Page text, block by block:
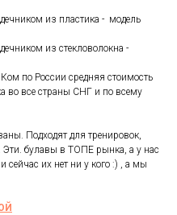
из пластика - модель
из стекловолокна -
по России средняя стоимость
во все страны СНГ и по всему
Подходят для тренировок,
Эти. булавы в ТОПЕ рынка, а у нас
сейчас их нет ни у кого :) , а мы